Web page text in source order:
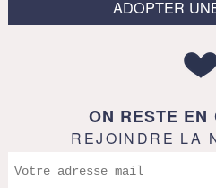
ADOPTER
ON RESTE EN
REJOINDRE LA